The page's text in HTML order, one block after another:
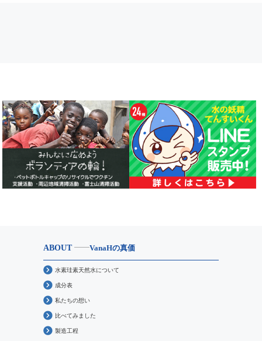
ABOUT VanaHの真価
水素珪素天然水について
成分表
私たちの想い
比べてみました
製造工程